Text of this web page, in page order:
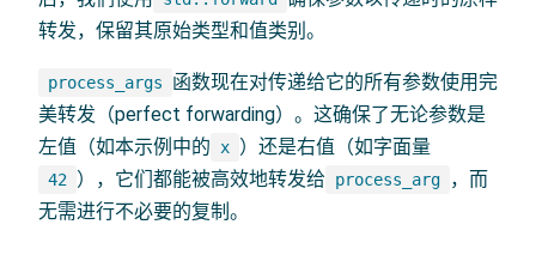
转发，保留其原始类型和值类别。
process_args
函数现在对传递给它的所有参数使用完
美转发（perfect forwarding）。这确保了无论参数是
左值（如本示例中的
x ）还是右值（如字面量
42 ），它们都能被高效地转发给 process_arg
，而
无需进行不必要的复制。